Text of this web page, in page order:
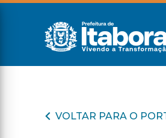
VOLTAR PARA O